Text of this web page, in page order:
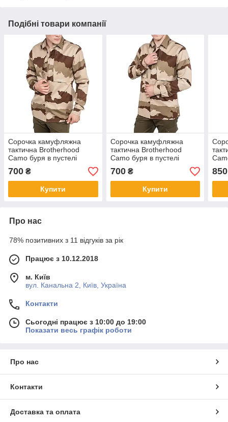
Подібні товари компанії
Сорочка камуфляжна
тактична Brotherhood
Camo буря в пустелі
пустельний камуфляж
700 ₴
Купити
Сорочка камуфляжна
тактична Brotherhood
Camo буря в пустелі
пустельний камуфляж
700₴
Купити
в
44-
850
Про нас
78% позитивних з 11 відгуків за рік
Працює з 10.12.2018
м. Київ
вул. Канальна 2, Київ, Україна
Контакти
Сьогодні працює з 10:00 до 19:00
Показати весь графік роботи
Про нас
Контакти
Доставка та оплата